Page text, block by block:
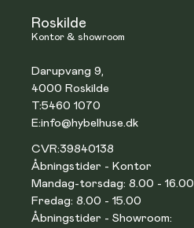
Roskilde
Kontor & showroom
Darupvang 9,
4000 Roskilde
T:5460 1070
E:info@hybelhuse.dk
CVR:39840138
Åbningstider - Kontor
Mandag-torsdag: 8.00 - 16.00
Fredag: 8.00 - 15.00
Åbningstider - Showroom: